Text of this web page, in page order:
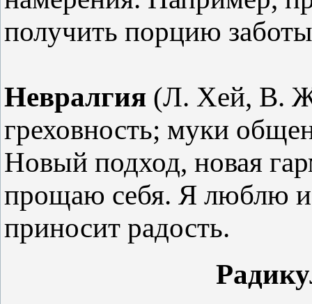
получить порцию
Невралгия (Л. Хей, В.
греховность; муки
Новый подход, новая
прощаю себя. Я люблю
приносит радость.